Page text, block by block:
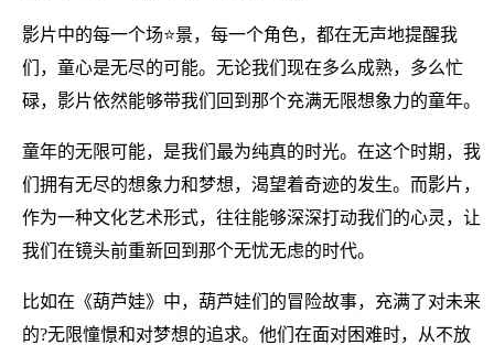
影片中的每一个场⭐景，每一个角色，都在无声地提醒我
们，童心是无尽的可能。无论我们现在多么成熟，多么忙
碌，影片依然能够带我们回到那个充满无限想象力的童年。
童年的无限可能，是我们最为纯真的时光。在这个时期，我
们拥有无尽的想象力和梦想，渴望着奇迹的发生。而影片，
作为一种文化艺术形式，往往能够深深打动我们的心灵，让
我们在镜头前重新回到那个无忧无虑的时代。
比如在《葫芦娃》中，葫芦娃们的冒险故事，充满了对未来
的?无限憧憬和对梦想的追求。他们在面对困难时，从不放